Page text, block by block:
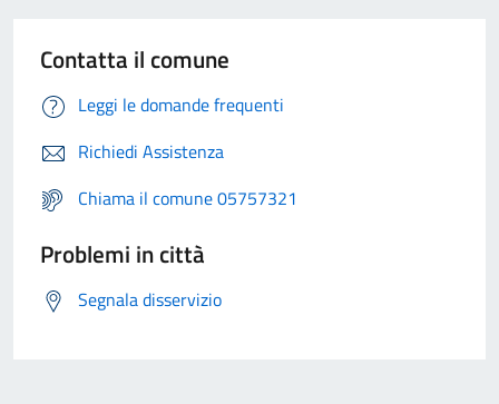
Contatta il comune
Leggi le domande frequenti
Richiedi Assistenza
Chiama il comune 05757321
Problemi in città
Segnala disservizio